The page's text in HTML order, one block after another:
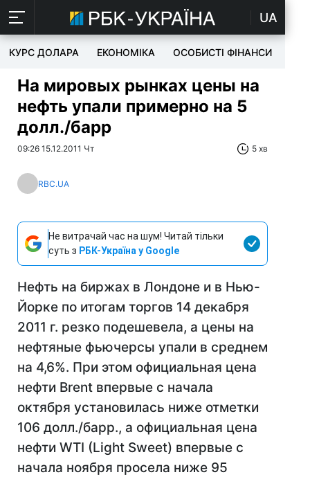
UA
КУРС ДОЛАРА ЕКОНОМІКА ОСОБИСТІ ФІНАНСИ
На мировых рынках цены на
нефть упали примерно на 5
долл./барр
09:26 15.12.2011 Чт 5 хв
RBC.UA
Не витрачай час на шум! Читай тільки
суть з РБК-Україна у Google
Нефть на биржах в Лондоне и в Нью-
Йорке по итогам торгов 14 декабря
2011 г. резко подешевела, а цены на
нефтяные фьючерсы упали в среднем
на 4,6%. При этом официальная цена
нефти Brent впервые с начала
октября установилась ниже отметки
106 долл./барр., а официальная цена
нефти WTI (Light Sweet) впервые с
начала ноября просела ниже 95